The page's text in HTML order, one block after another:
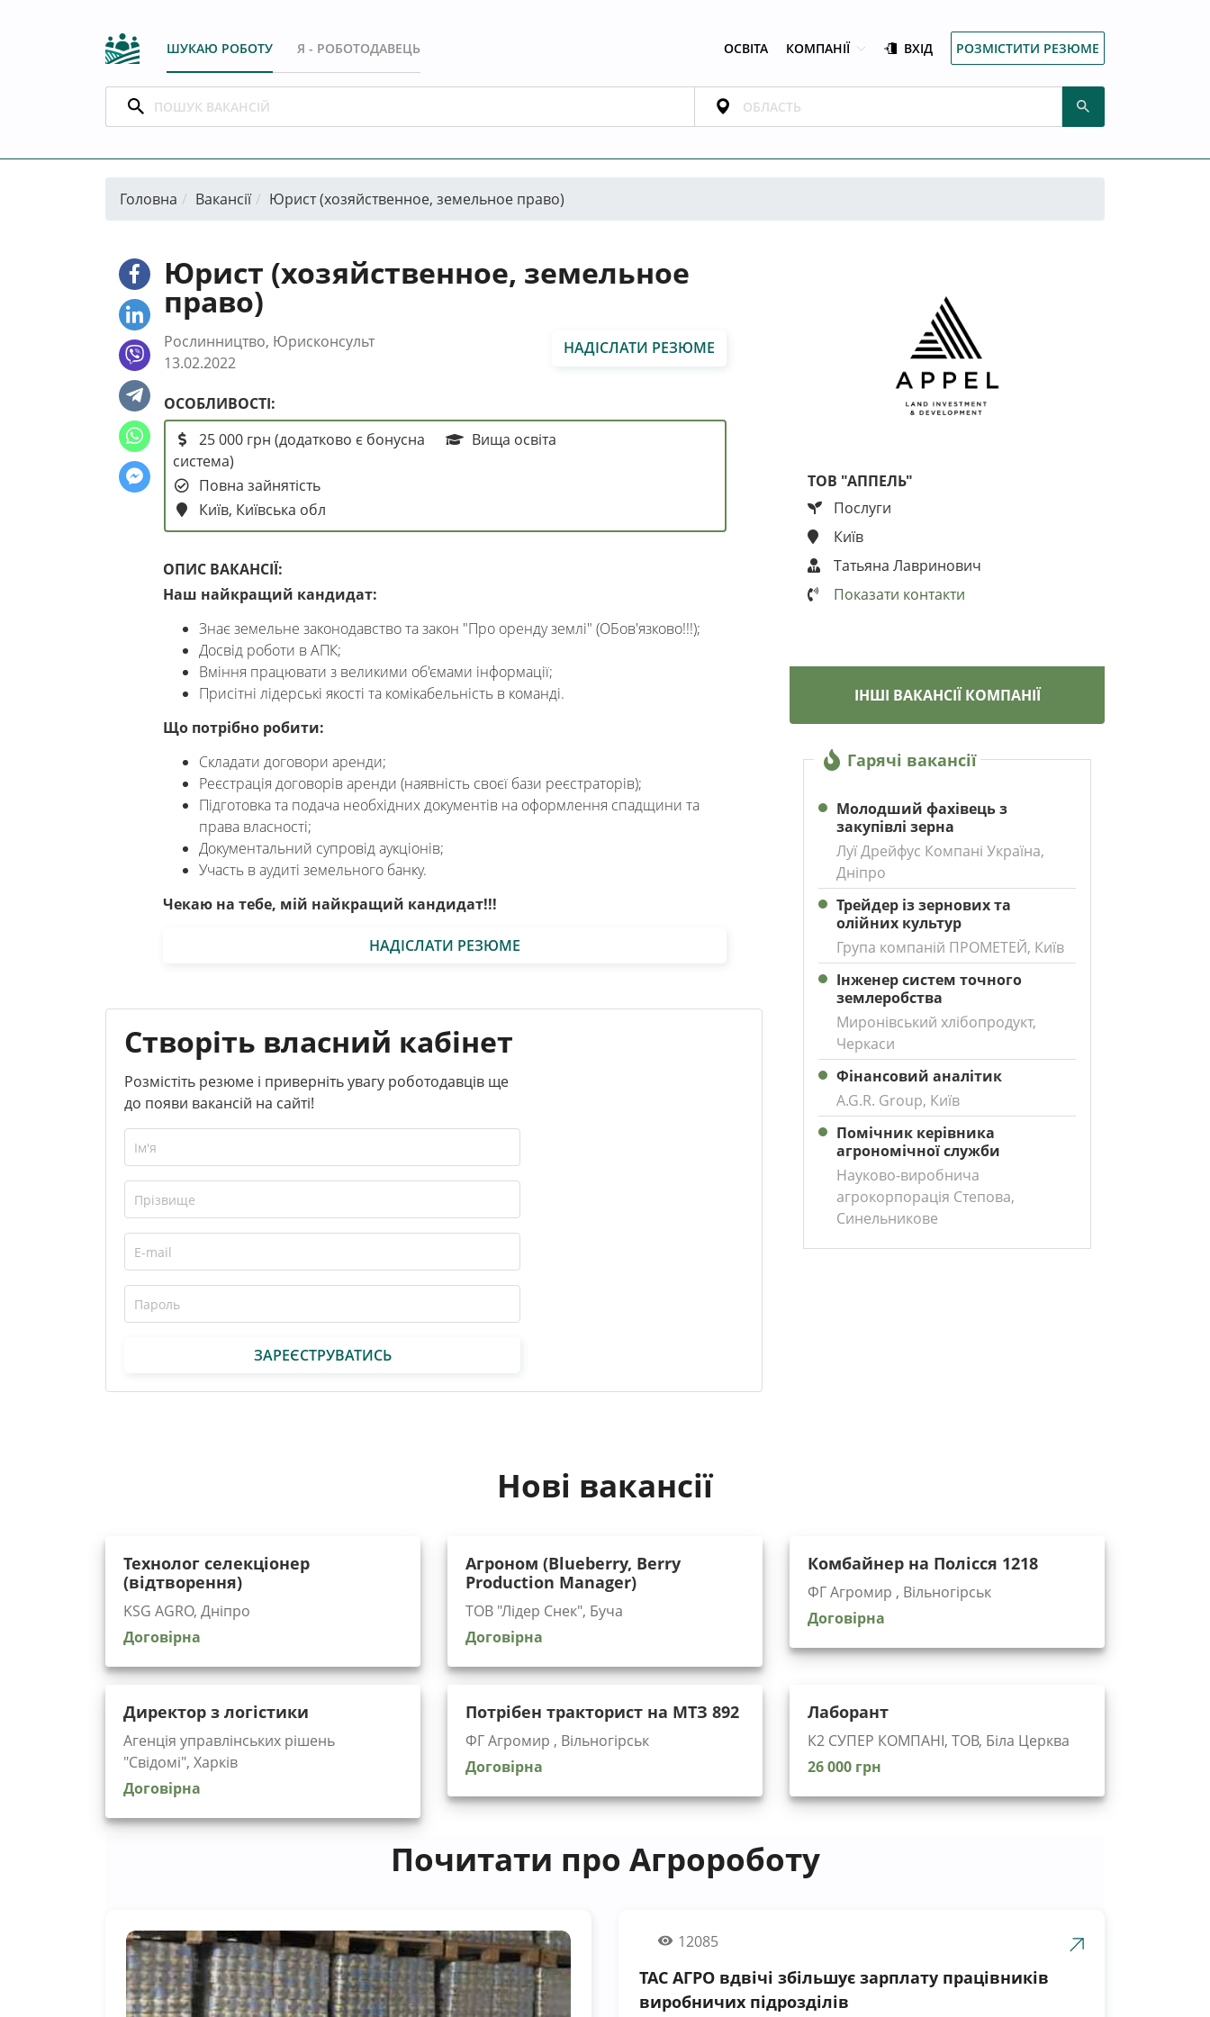
ШУКАЮ РОБОТУ Я - РОБОТОДАВЕЦЬ ОСВІТА КОМПАНІЇ ВХІД РОЗМІСТИТИ РЕЗЮМЕ
Головна Вакансії Юрист (хозяйственное, земельное право)
Юрист (хозяйственное, земельное
право)
Рослинництво, Юрисконсульт
13.02.2022
НАДІСЛАТИ РЕЗЮМЕ
ОСОБЛИВОСТІ:
25 000 грн (додатково є бонусна
система)
Повна зайнятість
Київ, Київська обл
Вища освіта
ОПИС ВАКАНСІЇ:
Наш найкращий кандидат:
Знає земельне законодавствотазакон "Про оренду землі" (ОБов'язково!!!);
Досвід роботи в АПК;
Вміння працювати з великими об'ємами інформації;
Присітні лідерські якості та комікабельність в команді.
Що потрібно робити:
Складати договори аренди;
Реєстрація договорів аренди (наявність своєї бази реєстраторів);
Підготовка та подача необхідних документів на оформлення спадщини та
права власності;
Документальний супровід аукціонів;
Участь в аудиті земельного банку.
Чекаю на тебе, мій найкращий кандидат!!!
НАДІСЛАТИ РЕЗЮМЕ
Створіть власний кабінет
Розмістіть резюме і приверніть увагу роботодавців ще
до появи вакансій на сайті!
ЗАРЕЄСТРУВАТИСЬ
ТОВ "АППЕЛЬ"
Послуги
Київ
Татьяна Лавринович
Показати контакти
ІНШІ ВАКАНСІЇ КОМПАНІЇ
Гарячі вакансії
Молодший фахівець з
закупівлі зерна
Луї Дрейфус Компані Україна,
Дніпро
Трейдер із зернових та
олійних культур
Група компаній ПРОМЕТЕЙ, Київ
Інженер систем точного
землеробства
Миронівський хлібопродукт,
Черкаси
Фінансовий аналітик
A.G.R. Group, Київ
Помічник керівника
агрономічної служби
Науково-виробнича
агрокорпорація Степова,
Синельникове
Нові вакансії
Технолог селекціонер
(відтворення)
KSG AGRO, Дніпро
Договірна
Агроном (Blueberry, Berry
Production Manager)
ТОВ "Лідер Снек", Буча
Договірна
Комбайнер на Полісся 1218
ФГ Агромир , Вільногірськ
Договірна
Директор з логістики
Агенція управлінських рішень
"Cвідомі", Харків
Договірна
Потрібен тракторист на МТЗ 892
ФГ Агромир , Вільногірськ
Договірна
Лаборант
К2 СУПЕР КОМПАНІ, ТОВ, Біла Церква
26 000 грн
Почитати про Агророботу
12085
ТАС АГРО вдвічі збільшує зарплату працівників
виробничих підрозділів